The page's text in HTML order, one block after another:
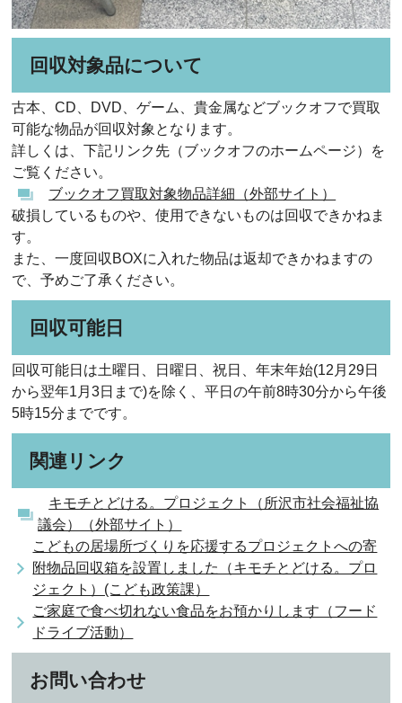
回収対象品について
古本、CD、DVD、ゲーム、貴金属などブックオフで買取
可能な物品が回収対象となります。
詳しくは、下記リンク先（ブックオフのホームページ）を
ご覧ください。
ブックオフ買取対象物品詳細（外部サイト）
破損しているものや、使用できないものは回収できかねま
す。
また、一度回収BOXに入れた物品は返却できかねますの
で、予めご了承ください。
回収可能日
回収可能日は土曜日、日曜日、祝日、年末年始(12月29日
から翌年1月3日まで)を除く、平日の午前8時30分から午後
5時15分までです。
関連リンク
キモチとどける。プロジェクト（所沢市社会福祉協
議会）（外部サイト）
こどもの居場所づくりを応援するプロジェクトへの寄
附物品回収箱を設置しました（キモチとどける。プロ
ジェクト）(こども政策課）
ご家庭で食べ切れない食品をお預かりします（フード
ドライブ活動）
お問い合わせ